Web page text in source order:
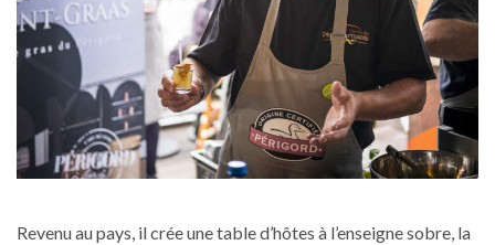
Revenu au pays, il crée une table d’hôtes à l’enseigne sobre, la